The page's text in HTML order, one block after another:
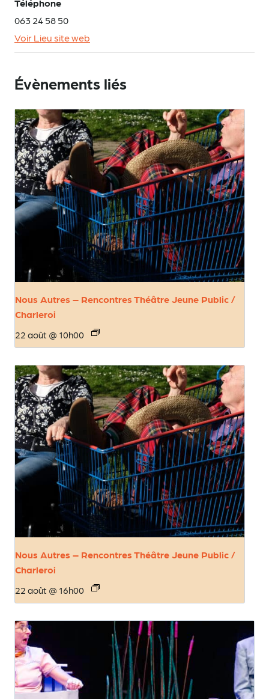
Téléphone
063 24 58 50
Voir Lieu site web
Évènements liés
Nous Autres – Rencontres Théâtre Jeune Public /
Charleroi
22 août @ 10h00
Nous Autres – Rencontres Théâtre Jeune Public /
Charleroi
22 août @ 16h00